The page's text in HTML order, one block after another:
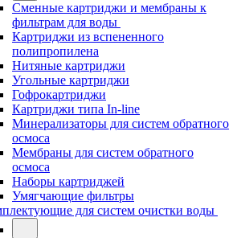
Сменные картриджи и мембраны к
фильтрам для воды
Картриджи из вспененного
полипропилена
Нитяные картриджи
Угольные картриджи
Гофрокартриджи
Картриджи типа In-line
Минерализаторы для систем обратного
осмоса
Мембраны для систем обратного
осмоса
Наборы картриджей
Умягчающие фильтры
для систем очистки воды